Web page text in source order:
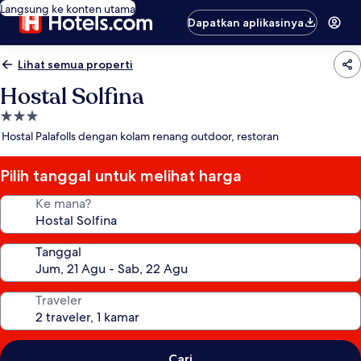
Langsung ke konten utama
Dapatkan aplikasinya
Lihat semua properti
Hostal Solfina
Properti
bintang
Hostal Palafolls dengan kolam renang outdoor, restoran
Pilih tanggal untuk melihat harga
Ke mana?
Tanggal
Traveler